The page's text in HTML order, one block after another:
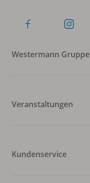
Westermann Gruppe
Veranstaltungen
Kundenservice